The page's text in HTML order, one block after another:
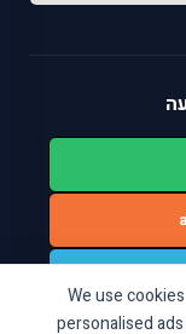
We use
personalised